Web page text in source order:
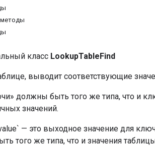
класс LookupTableFind
выводит соответствующие
должны быть того же типа, что и
значений.
— это выходное значение для
того же типа, что и значения